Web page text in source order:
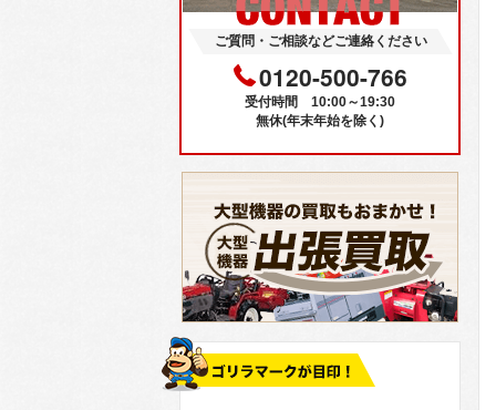
ご質問・ご相談などご連絡ください
0120-500-766
受付時間 10:00～19:30
無休(年末年始を除く)